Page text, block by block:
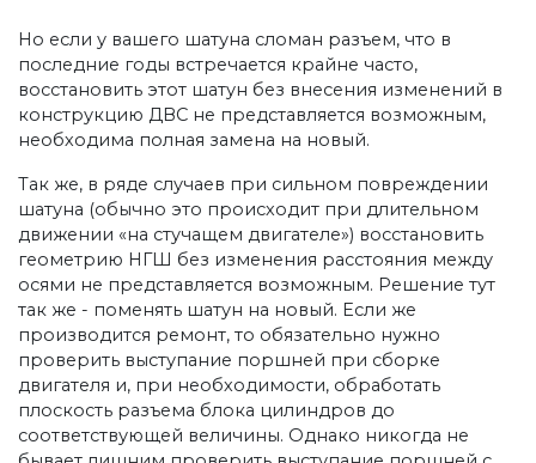
Но если у вашего шатуна сломан разъем, что в
последние годы встречается крайне часто,
восстановить этот шатун без внесения изменений в
конструкцию ДВС не представляется возможным,
необходима полная замена на новый.
Так же, в ряде случаев при сильном повреждении
шатуна (обычно это происходит при длительном
движении «на стучащем двигателе») восстановить
геометрию НГШ без изменения расстояния между
осями не представляется возможным. Решение тут
так же - поменять шатун на новый. Если же
производится ремонт, то обязательно нужно
проверить выступание поршней при сборке
двигателя и, при необходимости, обработать
плоскость разъема блока цилиндров до
соответствующей величины. Однако никогда не